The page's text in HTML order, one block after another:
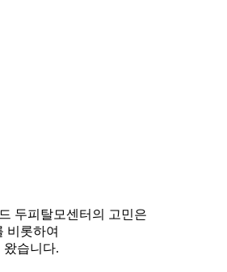
두피탈모센터의 고민은
비롯하여
왔습니다.